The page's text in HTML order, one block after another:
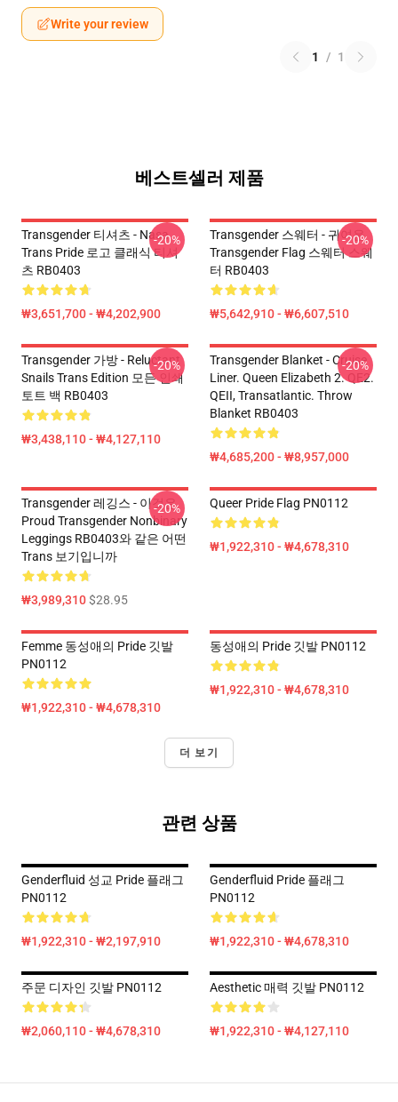
Write your review
1 / 1
베스트셀러 제품
Transgender 티셔츠 - Nasa
Trans Pride 로고 클래식 티셔
츠 RB0403
₩3,651,700 - ₩4,202,900
-20%
Transgender 스웨터 - 귀여운
Transgender Flag 스웨터 스웨
터 RB0403
₩5,642,910 - ₩6,607,510
-20%
Transgender 가방 - Reluctant
Snails Trans Edition 모든 인쇄
토트 백 RB0403
₩3,438,110 - ₩4,127,110
-20%
Transgender Blanket - Cruise
Liner. Queen Elizabeth 2. QE2.
QEII, Transatlantic. Throw
Blanket RB0403
₩4,685,200 - ₩8,957,000
-20%
Transgender 레깅스 - 이것은
Proud Transgender Nonbinary
Leggings RB0403와 같은 어떤
Trans 보기입니까
₩3,989,310$28.95
-20% Queer Pride Flag PN0112
₩1,922,310 - ₩4,678,310
Femme 동성애의 Pride 깃발
PN0112
₩1,922,310 - ₩4,678,310
동성애의 Pride 깃발 PN0112
₩1,922,310 - ₩4,678,310
더 보기
관련 상품
Genderfluid 성교 Pride 플래그
PN0112
₩1,922,310 - ₩2,197,910
Genderfluid Pride 플래그
PN0112
₩1,922,310 - ₩4,678,310
주문 디자인 깃발 PN0112
₩2,060,110 - ₩4,678,310
Aesthetic 매력 깃발 PN0112
₩1,922,310 - ₩4,127,110